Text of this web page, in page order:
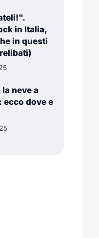
in Italia,
in questi
neve a
ecco dove e